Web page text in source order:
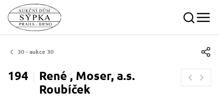
30 - aukce 30
194
René , Moser, a.s.
Roubíček